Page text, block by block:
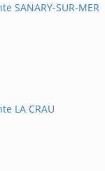
SANARY-SUR-MER
LA CRAU